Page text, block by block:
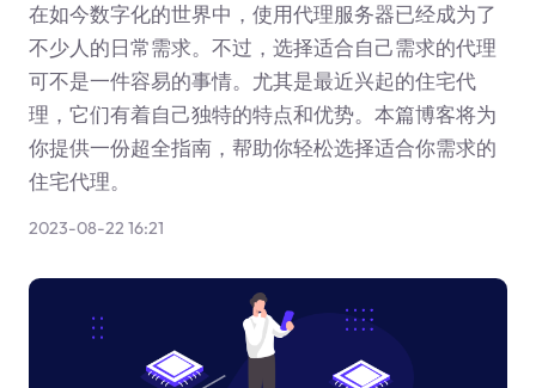
在如今数字化的世界中，使用代理服务器已经成为了
不少人的日常需求。不过，选择适合自己需求的代理
可不是一件容易的事情。尤其是最近兴起的住宅代
理，它们有着自己独特的特点和优势。本篇博客将为
你提供一份超全指南，帮助你轻松选择适合你需求的
住宅代理。
2023-08-22 16:21